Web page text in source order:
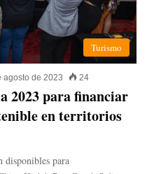
Turismo
agosto de 2023 24
2023 para financiar
en territorios
para